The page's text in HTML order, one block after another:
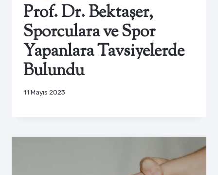
Prof. Dr. Bektaşer,
Sporculara ve Spor
Yapanlara Tavsiyelerde
Bulundu
11 Mayıs 2023